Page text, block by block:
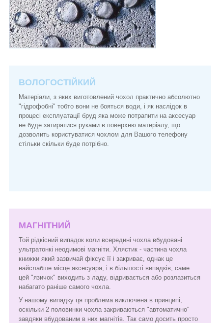
ВОЛОГОСТІЙКИЙ
Матеріали, з яких виготовлений чохол практично абсолютно
"гідрофобні" тобто вони не бояться води, і як наслідок в
процесі експлуатації бруд яка може потрапити на аксесуар
не буде затиратися руками в поверхню матеріалу, що
дозволить користуватися чохлом для Вашого телефону
стільки скільки буде потрібно.
МАГНІТНИЙ
Той рідкісний випадок коли всередині чохла вбудовані
ультратонкі неодимові магніти. Хлястик - частина чохла
книжки який зазвичай фіксує її і закриває, однак це
найслабше місце аксесуара, і в більшості випадків, саме
цей "язичок" виходить з ладу, відривається або розлазиться
набагато раніше самого чохла.
У нашому випадку ця проблема виключена в принципі,
оскільки 2 половинки чохла закриваються "автоматично"
завдяки вбудованим в них магнітів. Так само досить просто